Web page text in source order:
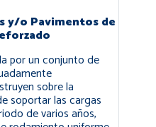
y/o Pavimentos de
por un conjunto de
sobre la
soportar las cargas
de varios años,